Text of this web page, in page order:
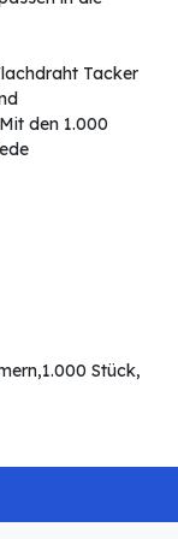
Tacker
den 1.000
Stück,